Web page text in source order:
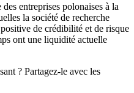
entreprises polonaises à la
la société de recherche
de crédibilité et de risque
ont une liquidité actuelle
? Partagez-le avec les